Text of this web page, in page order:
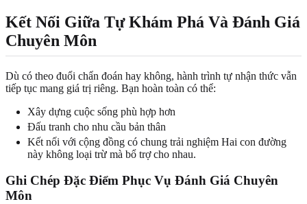
Kết Nối Giữa Tự Khám Phá Và Đánh Giá
Chuyên Môn
Dù có theo đuổi chẩn đoán hay không, hành trình tự nhận thức vẫn
tiếp tục mang giá trị riêng. Bạn hoàn toàn có thể:
Xây dựng cuộc sống phù hợp hơn
Đấu tranh cho nhu cầu bản thân
Kết nối với cộng đồng có chung trải nghiệm Hai con đường
này không loại trừ mà bổ trợ cho nhau.
Ghi Chép Đặc Điểm Phục Vụ Đánh Giá Chuyên
Môn